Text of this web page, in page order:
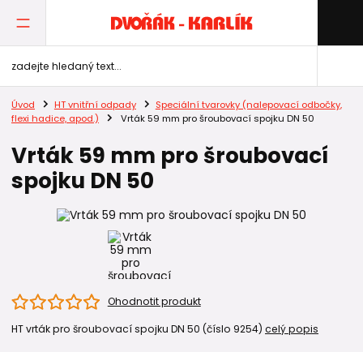
Úvod HT vnitřní odpady
Speciální tvarovky (nalepovací odbočky,
flexi hadice, apod.)
Vrták 59 mm pro šroubovací spojku DN 50
Vrták 59 mm pro šroubovací
spojku DN 50
Ohodnotit produkt
HT vrták pro šroubovací spojku DN 50 (číslo 9254) celý popis